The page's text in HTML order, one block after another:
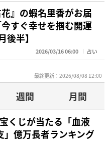
花』の蝦名里香がお届
すぐ幸せを掴む開運
後半】
2026/03/16 06:00 占い
最終更新：2026/08/08 12:00
週間
月間
くじが当たる「血液
億万長者ランキング